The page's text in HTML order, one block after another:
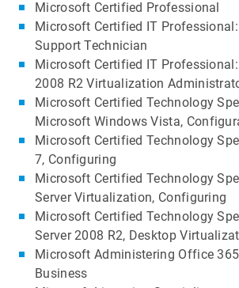
Microsoft Certified Professional
Microsoft Certified IT
Support Technician
Microsoft Certified IT
2008 R2 Virtualization
Microsoft Certified Technology
Microsoft Windows Vista,
Microsoft Certified Technology
7, Configuring
Microsoft Certified Technology
Server Virtualization, Configuring
Microsoft Certified Technology
Server 2008 R2, Desktop
Microsoft Administering Office 365
Business